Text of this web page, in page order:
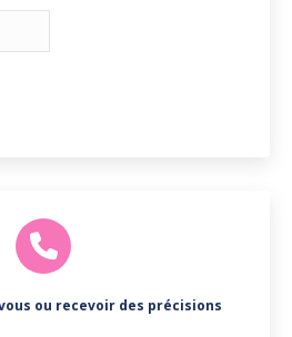
ou recevoir des précisions